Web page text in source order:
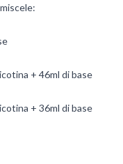
+ 46ml di base
+ 36ml di base